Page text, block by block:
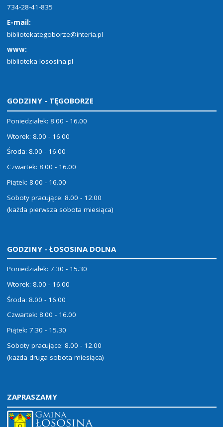
734-28-41-835
E-mail:
bibliotekategoborze@interia.pl
www:
biblioteka-lososina.pl
GODZINY - TĘGOBORZE
Poniedziałek: 8.00 - 16.00
Wtorek: 8.00 - 16.00
Środa: 8.00 - 16.00
Czwartek: 8.00 - 16.00
Piątek: 8.00 - 16.00
Soboty pracujące: 8.00 - 12.00
(każda pierwsza sobota miesiąca)
GODZINY - ŁOSOSINA DOLNA
Poniedziałek: 7.30 - 15.30
Wtorek: 8.00 - 16.00
Środa: 8.00 - 16.00
Czwartek: 8.00 - 16.00
Piątek: 7.30 - 15.30
Soboty pracujące: 8.00 - 12.00
(każda druga sobota miesiąca)
ZAPRASZAMY